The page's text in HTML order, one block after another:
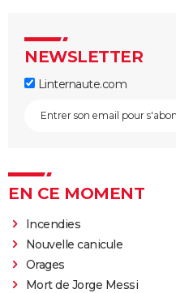
NEWSLETTER
Linternaute.com
EN CE MOMENT
Incendies
Nouvelle canicule
Orages
Mort de Jorge Messi